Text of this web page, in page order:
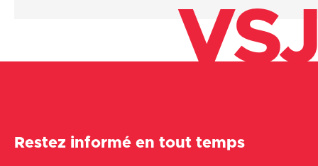
VSJ
Restez informé en tout temps